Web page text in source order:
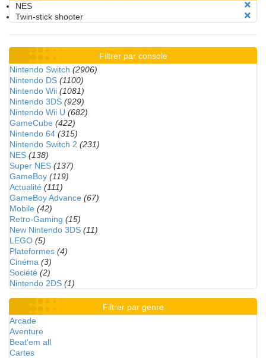
NES
Twin-stick shooter
Filtrer par console
Nintendo Switch (2906)
Nintendo DS (1100)
Nintendo Wii (1081)
Nintendo 3DS (929)
Nintendo Wii U (682)
GameCube (422)
Nintendo 64 (315)
Nintendo Switch 2 (231)
NES (138)
Super NES (137)
GameBoy (119)
Actualité (111)
GameBoy Advance (67)
Mobile (42)
Retro-Gaming (15)
New Nintendo 3DS (11)
LEGO (5)
Plateformes (4)
Cinéma (3)
Société (2)
Nintendo 2DS (1)
Filtrer par genre
Arcade
Aventure
Beat'em all
Cartes